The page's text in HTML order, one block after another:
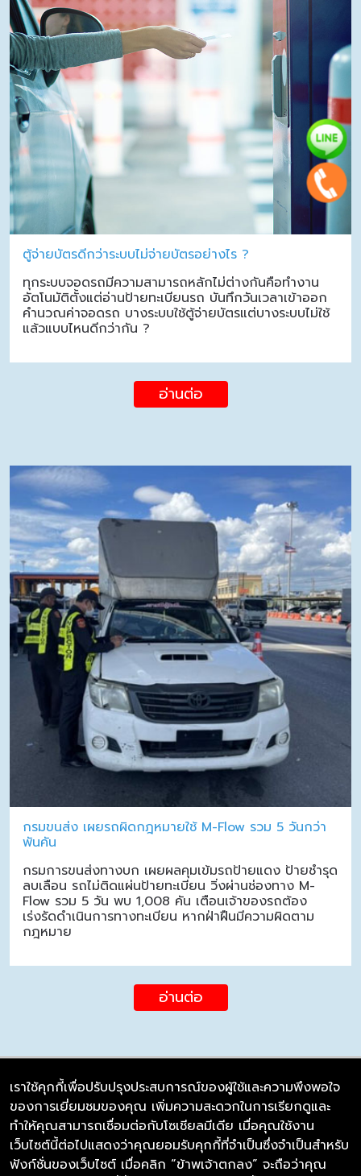
ตู้จ่ายบัตรดีกว่าระบบไม่จ่ายบัตรอย่างไร ?
ทุกระบบจอดรถมีความสามารถหลักไม่ต่างกันคือทำงาน
อัตโนมัติตั้งแต่อ่านป้ายทะเบียนรถ บันทึกวันเวลาเข้าออก
คำนวณค่าจอดรถ บางระบบใช้ตู้จ่ายบัตรแต่บางระบบไม่ใช้
แล้วแบบไหนดีกว่ากัน ?
อ่านต่อ
กรมขนส่ง เผยรถผิดกฎหมายใช้ M-Flow รวม 5 วันกว่า
พันคัน
กรมการขนส่งทางบก เผยผลคุมเข้มรถป้ายแดง ป้ายชำรุด
ลบเลือน รถไม่ติดแผ่นป้ายทะเบียน วิ่งผ่านช่องทาง M-
Flow รวม 5 วัน พบ 1,008 คัน เตือนเจ้าของรถต้อง
เร่งรัดดำเนินการทางทะเบียน หากฝ่าฝืนมีความผิดตาม
กฎหมาย
อ่านต่อ
บริษัท ซิมลิงค์ จำกัด
98/226 Bangrakyai-Baanmai Road,
Bangyai, Nonthaburi 11140
เราใช้คุกกี้เพื่อปรับปรุงประสบการณ์ของผู้ใช้และความพึงพอใจ
ของการเยี่ยมชมของคุณ เพิ่มความสะดวกในการเรียกดูและ
ทำให้คุณสามารถเชื่อมต่อกับโซเชียลมีเดีย เมื่อคุณใช้งาน
เว็บไซต์นี้ต่อไปแสดงว่าคุณยอมรับคุกกี้ที่จำเป็นซึ่งจำเป็นสำหรับ
ฟังก์ชั่นของเว็บไซต์ เมื่อคลิก “ข้าพเจ้าตกลง” จะถือว่าคุณ